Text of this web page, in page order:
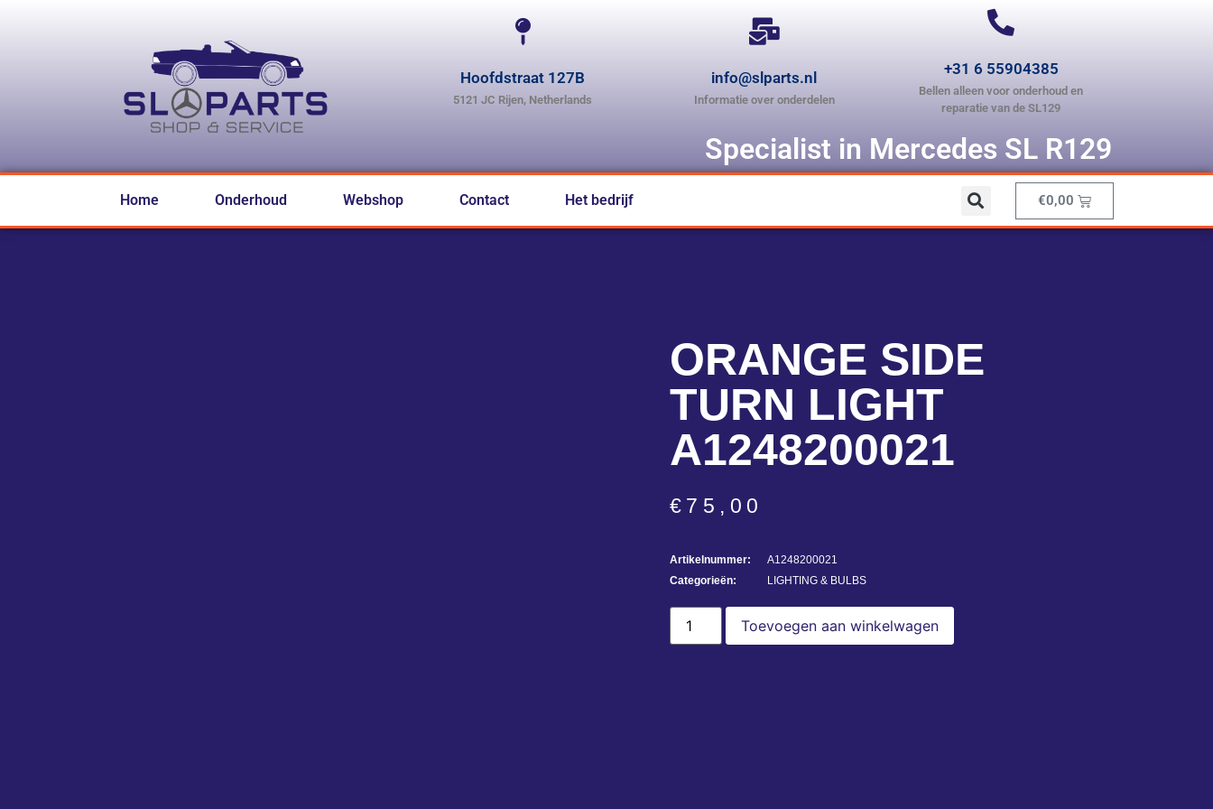
Hoofdstraat 127B
5121 JC Rijen, Netherlands
info@slparts.nl
Informatie over onderdelen
+31 6 55904385
Bellen alleen voor onderhoud en
reparatie van de SL129
Specialist in Mercedes SL R129
Home Onderhoud Webshop Contact Het bedrijf €0,00
ORANGE SIDE
TURN LIGHT
A1248200021
€ 75,00
Artikelnummer:
A1248200021
Categorieën:
LIGHTING & BULBS
Toevoegen aan winkelwagen